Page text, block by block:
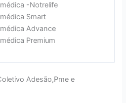
-Notrelife
Smart
Advance
Premium
Adesão,Pme e